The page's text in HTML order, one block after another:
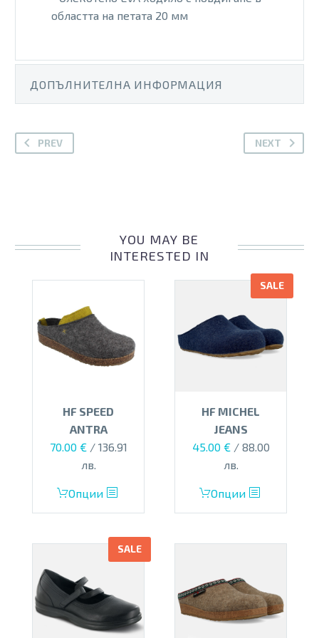
областта на петата 20 мм
ДОПЪЛНИТЕЛНА ИНФОРМАЦИЯ
PREV NEXT
YOU MAY BE
INTERESTED IN
HF SPEED
ANTRA
70.00 € / 136.91
лв.
Опции
This
product
multiple
variants.
The
options
may
be
SALE
HF MICHEL
JEANS
Original
75.00 €.
45.00 €Текущата
цена
45.00 €.
/ 88.00
лв.
Опции
This
product
multiple
The
options
may
SALE